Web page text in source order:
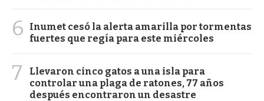
6
Inumet cesó la alerta amarilla por tormentas
fuertes que regía para este miércoles
7
Llevaron cinco gatos a una isla para
controlar una plaga de ratones, 77 años
después encontraron un desastre